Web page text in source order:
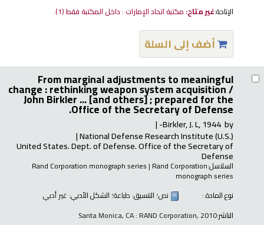
الإتاحة:غير متاح: مكتبة اتحاد الإمارات : داخل المكتبة فقط(1).
أضف إلى السلة
From marginal adjustments to meaningful
change : rethinking weapon system acquisition /
John Birkler ... [and others] ; prepared for the
Office of the Secretary of Defense.
by
Birkler, J. L, 1944-
National Defense Research Institute (U.S.)
United States. Dept. of Defense. Office of the Secretary of
Defense
السلاسل: Rand Corporation monograph series| Rand Corporation
monograph series
نوع المادة :
نص؛ التنسيق: طباعة؛ الشكل الأدبي: غير أدبي
الناشر:Santa Monica, CA : RAND Corporation, 2010